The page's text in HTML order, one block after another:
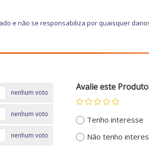
e não se responsabiliza por quaisquer
nenhum voto
nenhum voto
nenhum voto
Avalie este Produto
Tenho interesse
Não tenho